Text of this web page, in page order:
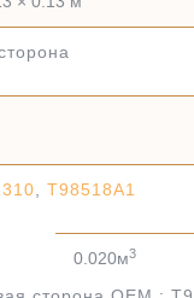
, T98518A1
0.020м3